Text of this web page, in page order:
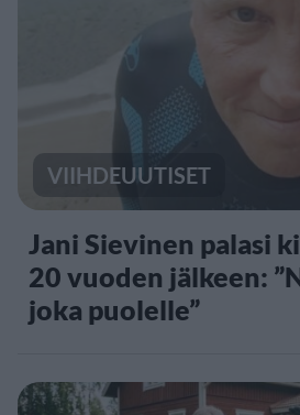
VIIHDEUUTISET
Jani Sievinen palasi
20 vuoden jälkeen:
joka puolelle”